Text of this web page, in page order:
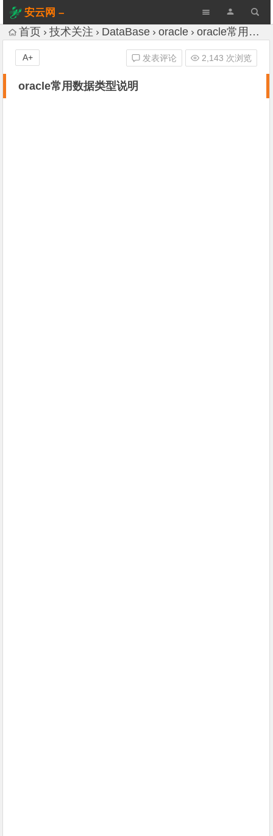
安云网 –
AnYun.ORG
首页 技术关注 DataBase oracle oracle常用数据类型说明
oracle常用数据类型说明
发表评论 2,143 次浏览
A+